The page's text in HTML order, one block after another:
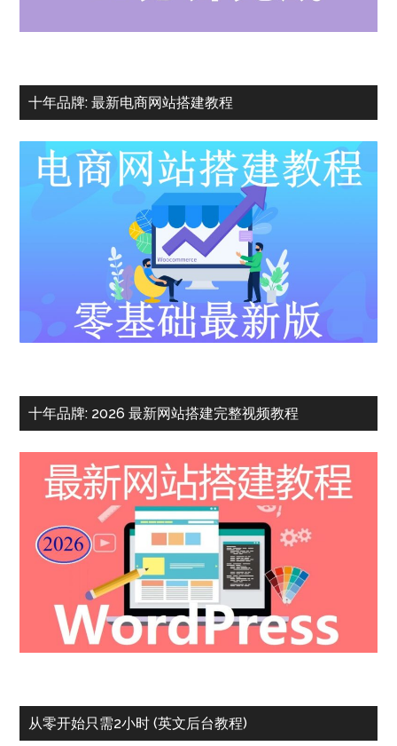
十年品牌: 最新电商网站搭建教程
十年品牌: 2026 最新网站搭建完整视频教程
从零开始只需2小时 (英文后台教程)